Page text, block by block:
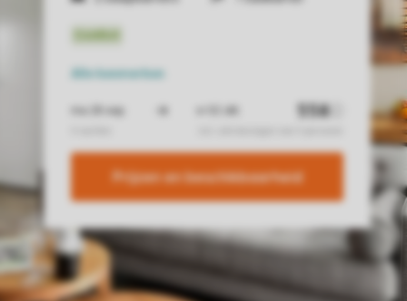
Alle kenmerken
Prijzen en beschikbaarheid